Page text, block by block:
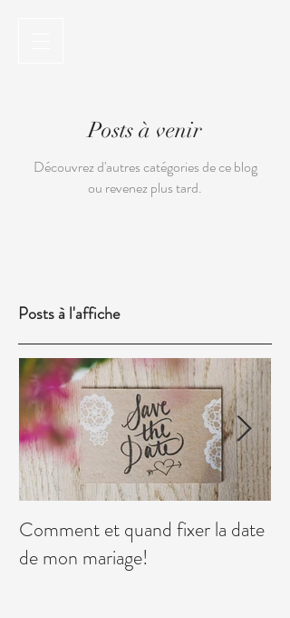
Posts à venir
Découvrez d'autres catégories de ce blog
ou revenez plus tard.
Posts à l'affiche
Comment et quand fixer la date
de mon mariage!